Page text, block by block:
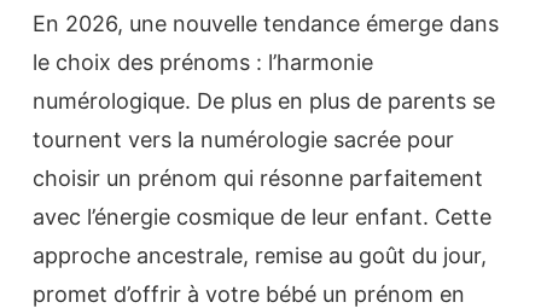
En 2026, une nouvelle tendance émerge dans
le choix des prénoms : l’harmonie
numérologique. De plus en plus de parents se
tournent vers la numérologie sacrée pour
choisir un prénom qui résonne parfaitement
avec l’énergie cosmique de leur enfant. Cette
approche ancestrale, remise au goût du jour,
promet d’offrir à votre bébé un prénom en